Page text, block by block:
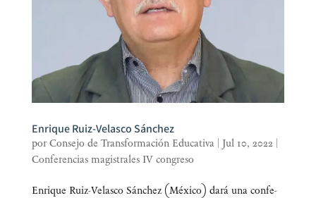
Enrique Ruiz-Velasco Sánchez
porConsejo de Transformación Educativa| Jul 10, 2022
Conferencias magistrales IV congreso
Enri­que Ruiz-Velas­co Sán­chez (Méxi­co) dará una con­fe­